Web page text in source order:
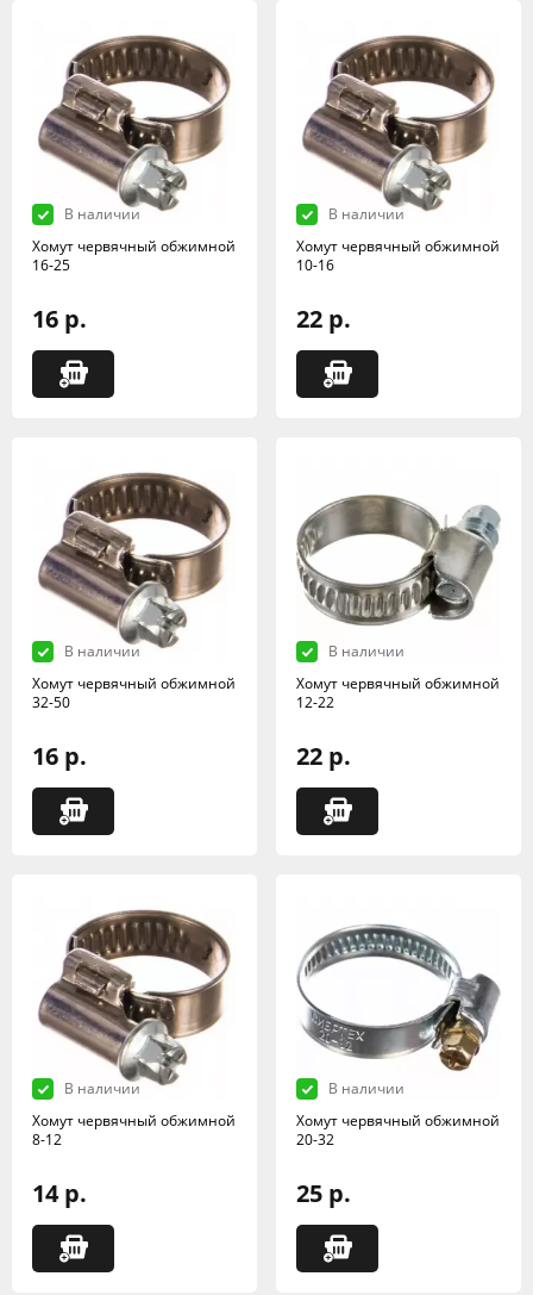
В наличии
Хомут червячный обжимной
16-25
16 р.
В наличии
Хомут червячный обжимной
10-16
22 р.
В наличии
Хомут червячный обжимной
32-50
16 р.
В наличии
Хомут червячный обжимной
12-22
22 р.
В наличии
Хомут червячный обжимной
8-12
14 р.
В наличии
Хомут червячный обжимной
20-32
25 р.